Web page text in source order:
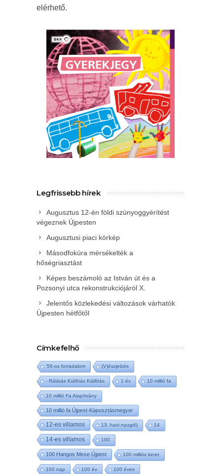
elérhető.
Legfrissebb hírek
Augusztus 12-én földi szúnyoggyérítést
végeznek Újpesten
Augusztusi piaci körkép
Másodfokúra mérsékelték a
hőségriasztást
Képes beszámoló az István út és a
Pozsonyi utca rekonstrukciójáról X.
Jelentős közlekedési változások várhatók
Újpesten hétfőtől
Címkefelhő
'56-os forradalom (V)észjelzés
- Rálátás Kiállítás Kiállítás 1 év 10 millió fa
10 millió Fa Alapítvány
10 millió fa Újpest-Káposztásmegyer
12-es villamos 13. havi nyugdíj 14
14-es villamos 100
100 Hangos Mese Újpest 100 milliós keret
100 nap 100 év 100 éves